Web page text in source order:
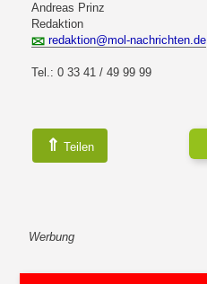
Andreas Prinz
Redaktion
redaktion@mol-nachrichten.de
Tel.: 0 33 41 / 49 99 99
⇑ Teilen
Werbung